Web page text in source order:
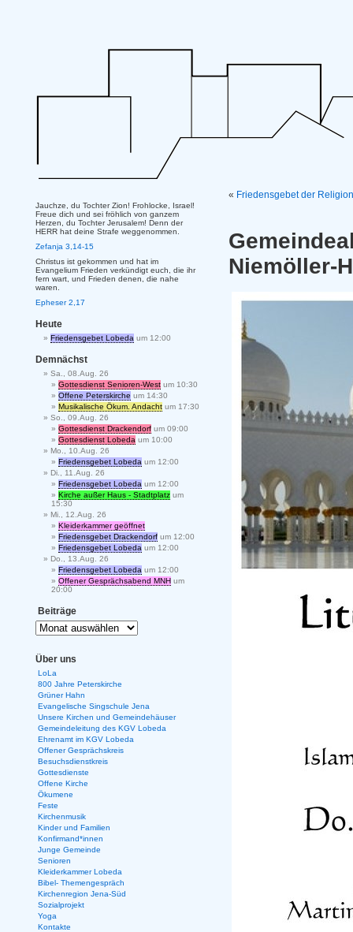
« Friedensgebet der
Niemöller-
Jauchze, du Tochter Zion! Frohlocke, Israel!
Freue dich und sei fröhlich von ganzem
Herzen, du Tochter Jerusalem! Denn der
HERR hat deine Strafe weggenommen.
Zefanja 3,14-15
Christus ist gekommen und hat im
Evangelium Frieden verkündigt euch, die ihr
fern wart, und Frieden denen, die nahe
waren.
Epheser 2,17
Heute
Friedensgebet Lobeda um 12:00
Demnächst
Sa., 08.Aug. 26
Gottesdienst Senioren-West um 10:30
Offene Peterskirche um 14:30
Musikalische Ökum. Andacht um 17:30
So., 09.Aug. 26
Gottesdienst Drackendorf um 09:00
Gottesdienst Lobeda um 10:00
Mo., 10.Aug. 26
Friedensgebet Lobeda um 12:00
Di., 11.Aug. 26
Friedensgebet Lobeda um 12:00
Kirche außer Haus - Stadtplatz um
15:30
Mi., 12.Aug. 26
Kleiderkammer geöffnet
Friedensgebet Drackendorf um 12:00
Friedensgebet Lobeda um 12:00
Do., 13.Aug. 26
Friedensgebet Lobeda um 12:00
Offener Gesprächsabend MNH um
20:00
Beiträge
Über uns
LoLa
800 Jahre Peterskirche
Grüner Hahn
Evangelische Singschule Jena
Unsere Kirchen und Gemeindehäuser
Gemeindeleitung des KGV Lobeda
Ehrenamt im KGV Lobeda
Offener Gesprächskreis
Besuchsdienstkreis
Gottesdienste
Offene Kirche
Ökumene
Feste
Kirchenmusik
Kinder und Familien
Konfirmand*innen
Junge Gemeinde
Senioren
Kleiderkammer Lobeda
Bibel- Themengespräch
Kirchenregion Jena-Süd
Sozialprojekt
Yoga
Kontakte